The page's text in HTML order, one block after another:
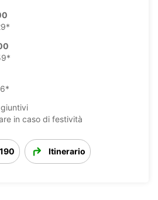
in caso di festività
Itinerario